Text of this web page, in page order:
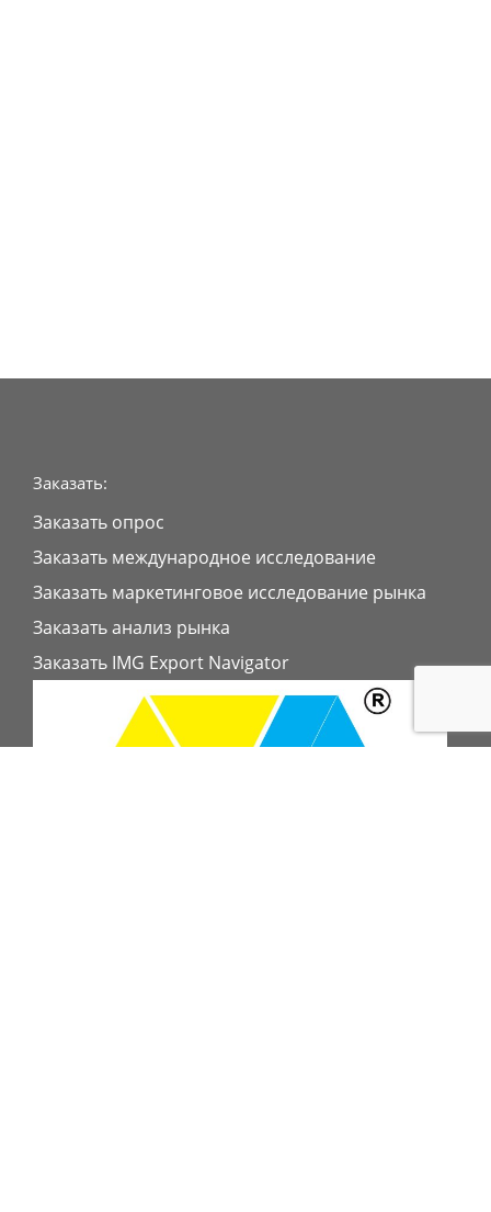
Заказать:
Заказать опрос
Заказать международное исследование
Заказать маркетинговое исследование рынка
Заказать анализ рынка
Заказать IMG Export Navigator